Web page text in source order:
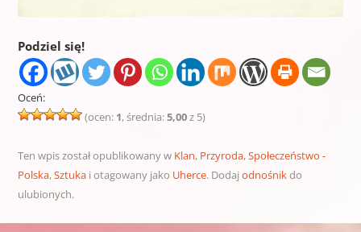
Podziel się!
Oceń:
(ocen: 1, średnia:5,00z 5)
Ten wpis został opublikowany w Klan, Przyroda,Społeczeństwo -
Polska,Sztukai otagowany jako Uherce. Dodaj odnośnikdo
ulubionych.